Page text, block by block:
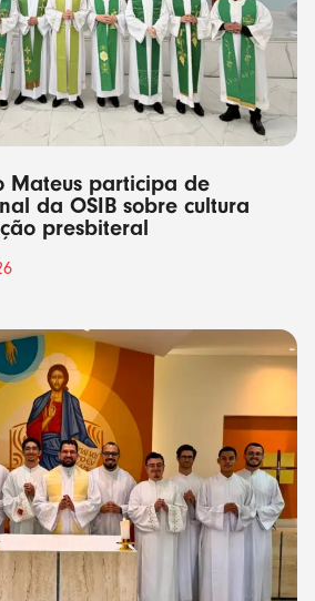
Mateus participa de
da OSIB sobre cultura
presbiteral